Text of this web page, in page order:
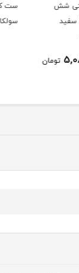
تومان
سولکاسا(sc-3832)